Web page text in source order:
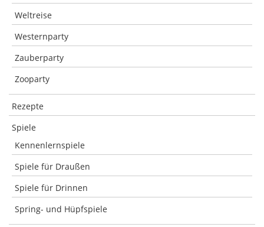
Weltreise
Westernparty
Zauberparty
Zooparty
Rezepte
Spiele
Kennenlernspiele
Spiele für Draußen
Spiele für Drinnen
Spring- und Hüpfspiele